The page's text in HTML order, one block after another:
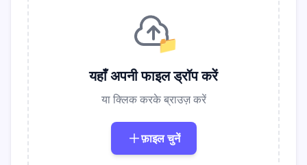
📁
यहाँ अपनी फाइल ड्रॉप करें
या क्लिक करके ब्राउज़ करें
फ़ाइल चुनें